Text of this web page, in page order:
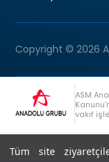
Tüm site
Copyright © 2026
ASM
vakıf
Anadolu Grubu